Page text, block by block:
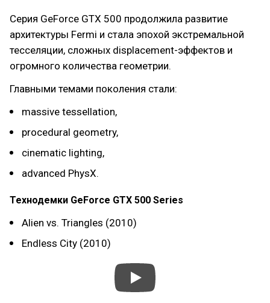
Серия GeForce GTX 500 продолжила развитие
архитектуры Fermi и стала эпохой экстремальной
тесселяции, сложных displacement-эффектов и
огромного количества геометрии.
Главными темами поколения стали:
massive tessellation,
procedural geometry,
cinematic lighting,
advanced PhysX.
Технодемки GeForce GTX 500 Series
Alien vs. Triangles (2010)
Endless City (2010)